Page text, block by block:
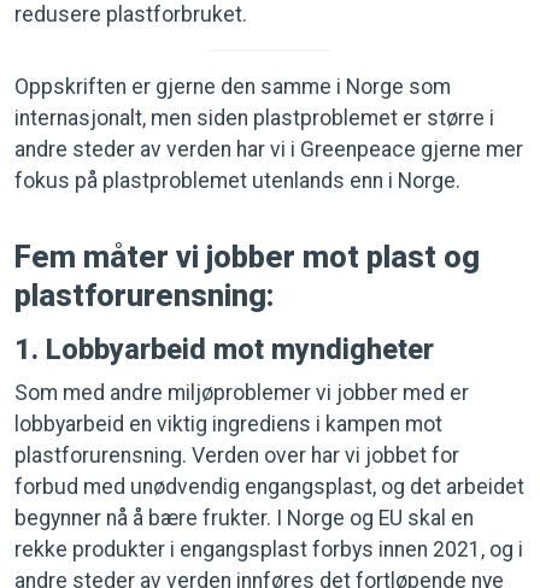
redusere plastforbruket.
Oppskriften er gjerne den samme i Norge som
internasjonalt, men siden plastproblemet er større i
andre steder av verden har vi i Greenpeace gjerne mer
fokus på plastproblemet utenlands enn i Norge.
Fem måter vi jobber mot plast og
plastforurensning:
1. Lobbyarbeid mot myndigheter
Som med andre miljøproblemer vi jobber med er
lobbyarbeid en viktig ingrediens i kampen mot
plastforurensning. Verden over har vi jobbet for
forbud med unødvendig engangsplast, og det arbeidet
begynner nå å bære frukter. I Norge og EU skal en
rekke produkter i engangsplast forbys innen 2021, og i
andre steder av verden innføres det fortløpende nye